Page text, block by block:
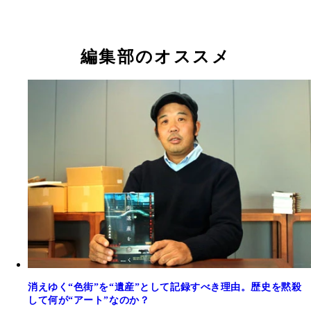
編集部のオススメ
消えゆく“色街”を“遺産”として記録すべき理由。歴史を黙殺
して何が“アート”なのか？